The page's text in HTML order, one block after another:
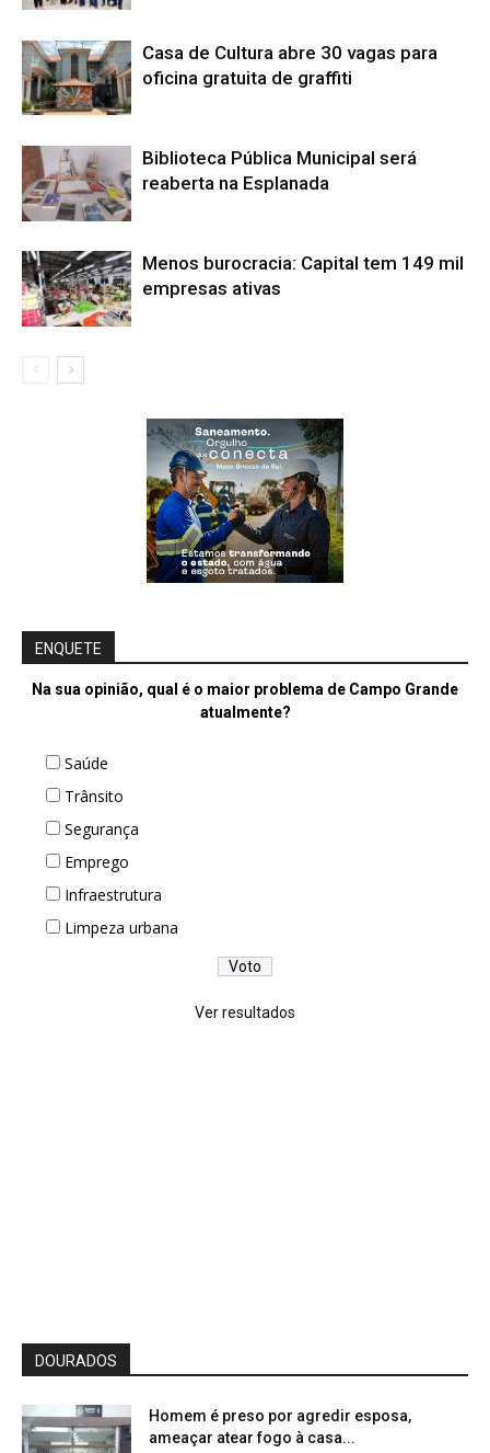
Casa de Cultura abre 30 vagas para
oficina gratuita de graffiti
Biblioteca Pública Municipal será
reaberta na Esplanada
Menos burocracia: Capital tem 149 mil
empresas ativas
ENQUETE
Na sua opinião, qual é o maior problema de Campo Grande
atualmente?
Saúde
Trânsito
Segurança
Emprego
Infraestrutura
Limpeza urbana
Ver resultados
DOURADOS
Homem é preso por agredir esposa,
ameaçar atear fogo à casa...